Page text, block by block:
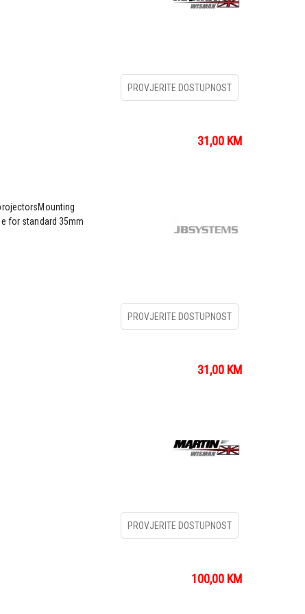
PROVJERITE DOSTUPNOST
31,00 KM
for standard 35mm
PROVJERITE DOSTUPNOST
31,00 KM
PROVJERITE DOSTUPNOST
100,00 KM